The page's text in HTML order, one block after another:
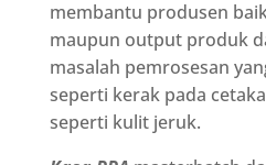
membantu produsen
maupun output produk
masalah pemrosesan
seperti kerak pada
seperti kulit jeruk.